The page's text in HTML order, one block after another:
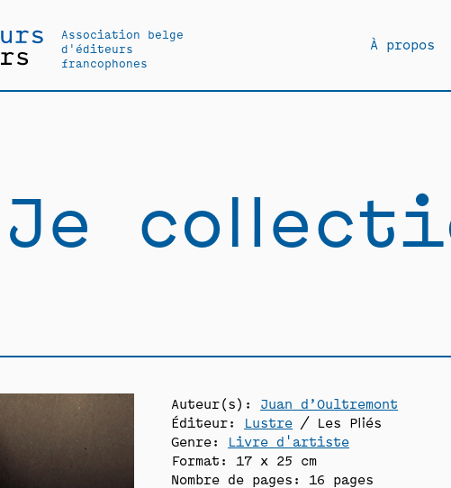
Association belge
d'éditeurs
francophones
À propos
Je
Auteur(s): Juan d’Oultremont
Éditeur:
Lustre / Les Pliés
Genre:
Livre d'artiste
Format: 17 x 25 cm
Nombre de pages: 16 pages